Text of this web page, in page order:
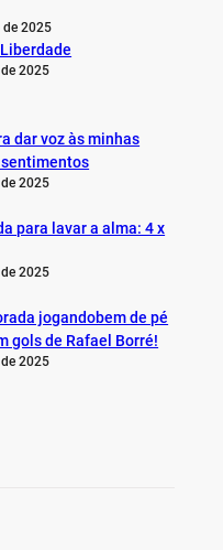
de 2025
2025
dar voz às minhas
2025
para lavar a alma: 4 x
2025
jogandobem de pé
gols de Rafael Borré!
2025